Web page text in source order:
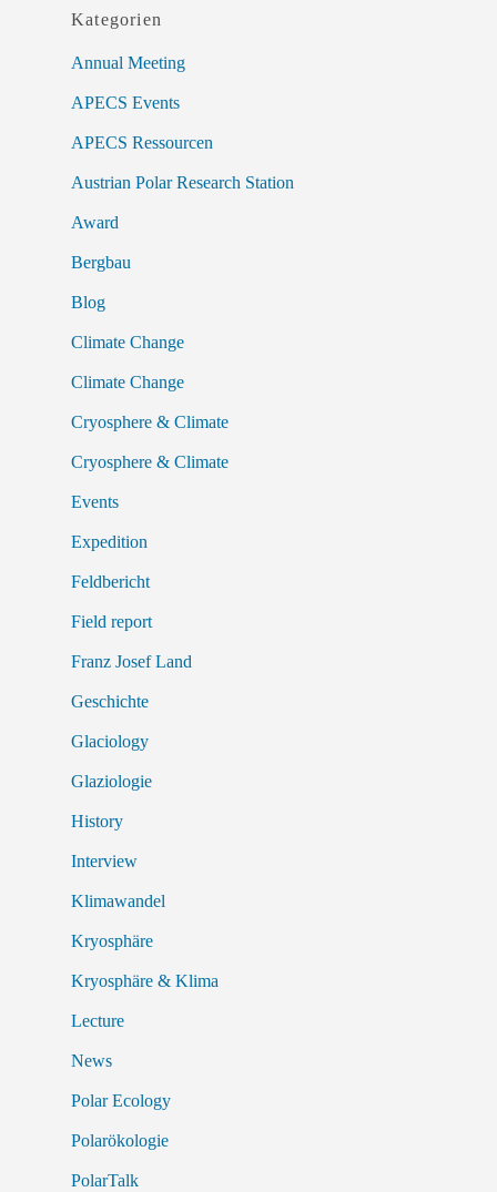
Kategorien
Annual Meeting
APECS Events
APECS Ressourcen
Austrian Polar Research Station
Award
Bergbau
Blog
Climate Change
Climate Change
Cryosphere & Climate
Cryosphere & Climate
Events
Expedition
Feldbericht
Field report
Franz Josef Land
Geschichte
Glaciology
Glaziologie
History
Interview
Klimawandel
Kryosphäre
Kryosphäre & Klima
Lecture
News
Polar Ecology
Polarökologie
PolarTalk